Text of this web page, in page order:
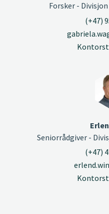
Forsker -
(+47)
Seniorrådgiver -
(+47)